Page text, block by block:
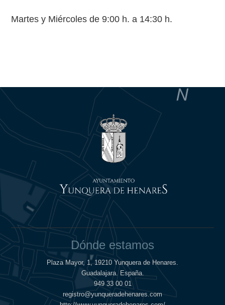
Martes y Miércoles de 9:00 h. a 14:30 h.
Dónde estamos
Plaza Mayor, 1, 19210 Yunquera de Henares.
Guadalajara. España.
949 33 00 01
registro@yunqueradehenares.com